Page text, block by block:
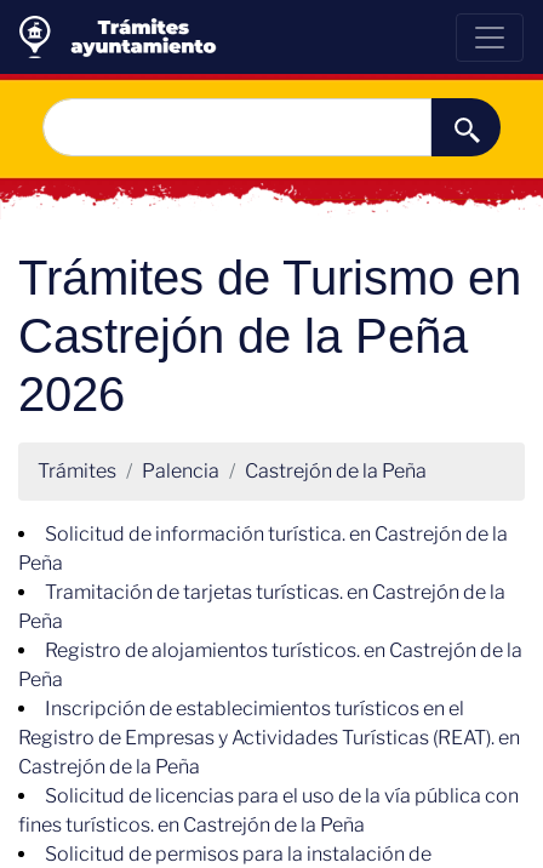
Trámites de Turismo en
Castrejón de la Peña
2026
Trámites Palencia Castrejón de la Peña
Solicitud de información turística. en Castrejón de la
Peña
Tramitación de tarjetas turísticas. en Castrejón de la
Peña
Registro de alojamientos turísticos. en Castrejón de la
Peña
Inscripción de establecimientos turísticos en el
Registro de Empresas y Actividades Turísticas (REAT). en
Castrejón de la Peña
Solicitud de licencias para el uso de la vía pública con
fines turísticos. en Castrejón de la Peña
Solicitud de permisos para la instalación de